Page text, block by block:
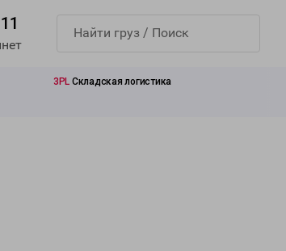
3PL Складская логистика